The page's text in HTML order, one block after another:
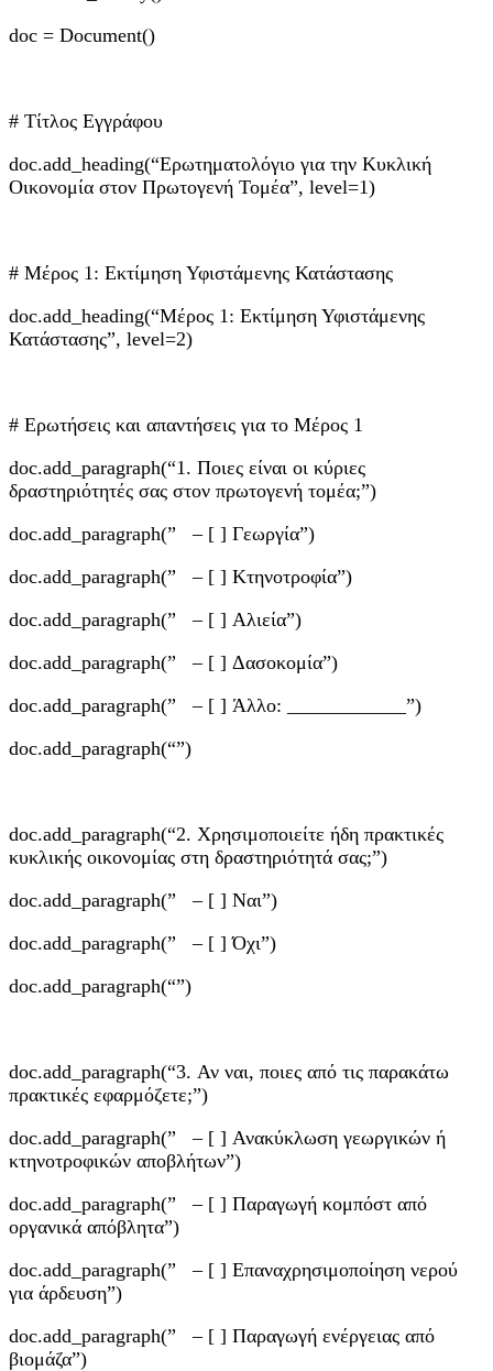
doc = Document()
# Τίτλος Εγγράφου
doc.add_heading(“Ερωτηματολόγιο για την Κυκλική
Οικονομία στον Πρωτογενή Τομέα”, level=1)
# Μέρος 1: Εκτίμηση Υφιστάμενης Κατάστασης
doc.add_heading(“Μέρος 1: Εκτίμηση Υφιστάμενης
Κατάστασης”, level=2)
# Ερωτήσεις και απαντήσεις για το Μέρος 1
doc.add_paragraph(“1. Ποιες είναι οι κύριες
δραστηριότητές σας στον πρωτογενή τομέα;”)
doc.add_paragraph(” – [ ] Γεωργία”)
doc.add_paragraph(” – [ ] Κτηνοτροφία”)
doc.add_paragraph(” – [ ] Αλιεία”)
doc.add_paragraph(” – [ ] Δασοκομία”)
doc.add_paragraph(” – [ ] Άλλο: ____________”)
doc.add_paragraph(“”)
doc.add_paragraph(“2. Χρησιμοποιείτε ήδη πρακτικές
κυκλικής οικονομίας στη δραστηριότητά σας;”)
doc.add_paragraph(” – [ ] Ναι”)
doc.add_paragraph(” – [ ] Όχι”)
doc.add_paragraph(“”)
doc.add_paragraph(“3. Αν ναι, ποιες από τις παρακάτω
πρακτικές εφαρμόζετε;”)
doc.add_paragraph(” – [ ] Ανακύκλωση γεωργικών ή
κτηνοτροφικών αποβλήτων”)
doc.add_paragraph(” – [ ] Παραγωγή κομπόστ από
οργανικά απόβλητα”)
doc.add_paragraph(” – [ ] Επαναχρησιμοποίηση νερού
για άρδευση”)
doc.add_paragraph(” – [ ] Παραγωγή ενέργειας από
βιομάζα”)